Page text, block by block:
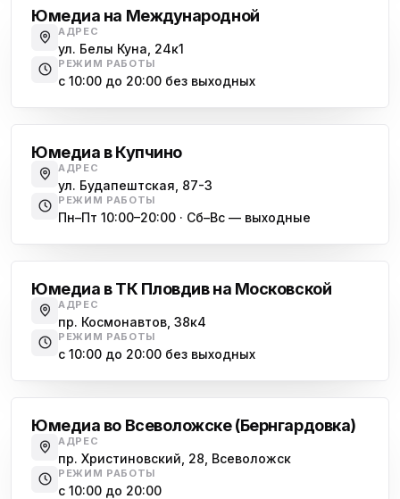
Юмедиа на Международной
АДРЕС
ул. Белы Куна, 24к1
РЕЖИМ РАБОТЫ
с 10:00 до 20:00 без выходных
Юмедиа в Купчино
АДРЕС
ул. Будапештская, 87-3
РЕЖИМ РАБОТЫ
Пн–Пт 10:00–20:00 · Сб–Вс — выходные
Юмедиа в ТК Пловдив на Московской
АДРЕС
пр. Космонавтов, 38к4
РЕЖИМ РАБОТЫ
с 10:00 до 20:00 без выходных
Юмедиа во Всеволожске (Бернгардовка)
АДРЕС
пр. Христиновский, 28, Всеволожск
РЕЖИМ РАБОТЫ
с 10:00 до 20:00